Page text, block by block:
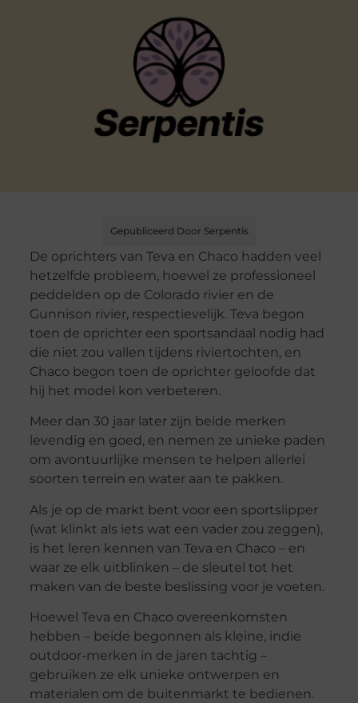
Gepubliceerd Door Serpentis
De oprichters van Teva en Chaco hadden veel
hetzelfde probleem, hoewel ze professioneel
peddelden op de Colorado rivier en de
Gunnison rivier, respectievelijk. Teva begon
toen de oprichter een sportsandaal nodig had
die niet zou vallen tijdens riviertochten, en
Chaco begon toen de oprichter geloofde dat
hij het model kon verbeteren.
Meer dan 30 jaar later zijn beide merken
levendig en goed, en nemen ze unieke paden
om avontuurlijke mensen te helpen allerlei
soorten terrein en water aan te pakken.
Als je op de markt bent voor een sportslipper
(wat klinkt als iets wat een vader zou zeggen),
is het leren kennen van Teva en Chaco – en
waar ze elk uitblinken – de sleutel tot het
maken van de beste beslissing voor je voeten.
Hoewel Teva en Chaco overeenkomsten
hebben – beide begonnen als kleine, indie
outdoor-merken in de jaren tachtig –
gebruiken ze elk unieke ontwerpen en
materialen om de buitenmarkt te bedienen.